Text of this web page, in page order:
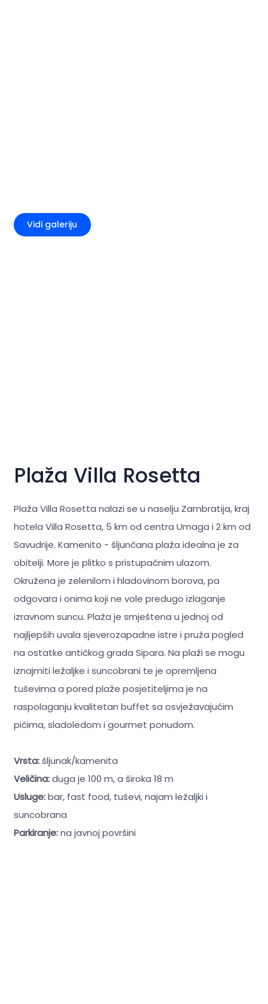
Vidi galeriju
Plaža Villa Rosetta
Plaža Villa Rosetta nalazi se u naselju Zambratija, kraj
hotela Villa Rosetta, 5 km od centra Umaga i 2 km od
Savudrije. Kamenito - šljunčana plaža idealna je za
obitelji. More je plitko s pristupačnim ulazom.
Okružena je zelenilom i hladovinom borova, pa
odgovara i onima koji ne vole predugo izlaganje
izravnom suncu. Plaža je smještena u jednoj od
najljepših uvala sjeverozapadne istre i pruža pogled
na ostatke antičkog grada Sipara. Na plaži se mogu
iznajmiti ležaljke i suncobrani te je opremljena
tuševima a pored plaže posjetiteljima je na
raspolaganju kvalitetan buffet sa osvježavajućim
pićima, sladoledom i gourmet ponudom.
Vrsta:šljunak/kamenita
Veličina:duga je 100 m, a široka 18 m
Usluge:bar, fast food, tuševi, najam ležaljki i
suncobrana
Parkiranje:na javnoj površini